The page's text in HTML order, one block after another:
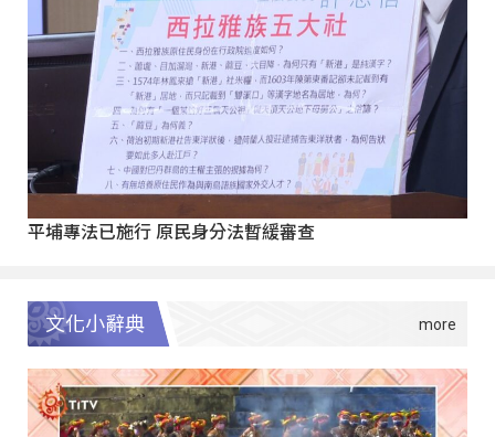
平埔專法已施行 原民身分法暫緩審查
文化小辭典